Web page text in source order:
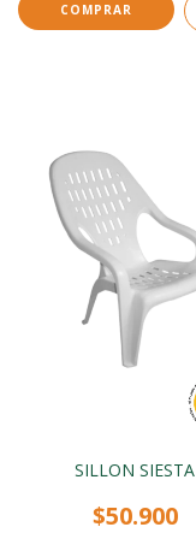
SILLON SIESTA
$50.900